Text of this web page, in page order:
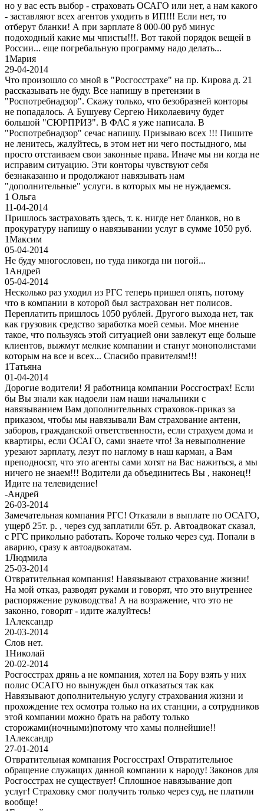
но у вас есть выбор - страховать ОСАГО или нет, а нам какого
- заставляют всех агентов уходить в ИП!!! Если нет, то
отберут бланки! А при зарплате 8 000-00 руб минус
подоходный какие мы чписты!!!. Вот такой порядок вещей в
России... еще погребальную программу надо делать...
1Мария
29-04-2014
Что произошло со мной в "Росгосстрахе" на пр. Кирова д. 21
рассказывать не буду. Все напишу в претензии в
"Роспотребнадзор". Скажу только, что безобразней конторы
не попадалось. А Бушуеву Сергею Николаевичу будет
большой "СЮРПРИЗ". В ФАС я уже написала. В
"Роспотребнадзор" сечас напишу. Призываю всех !!! Пишите
не ленитесь, жалуйтесь, в этом нет ни чего постыдного, мы
просто отстаиваем свои законные права. Иначе мы ни когда не
исправим ситуацию. Эти конторы чувствуют себя
безнаказанно и продолжают навязывать нам
"дополнительные" услуги. в которых мы не нуждаемся.
1 Ольга
11-04-2014
Пришлось застраховать здесь, т. к. нигде нет бланков, но в
прокуратуру напишу о навязывании услуг в сумме 1050 руб.
1Максим
05-04-2014
Не буду многословен, но туда никогда ни ногой...
1 Андрей
05-04-2014
Несколько раз уходил из РГС теперь пришел опять, потому
что в компании в которой был застрахован нет полисов.
Переплатить пришлось 1050 рублей. Другого выхода нет, так
как грузовик средство заработка моей семьи. Мое мнение
такое, что пользуясь этой ситуацией они завлекут еще больше
клиентов, выжмут мелкие компании и станут монополистами
которым на все и всех... Спасибо правителям!!!
1Татьяна
01-04-2014
Дорогие водители! Я работница компании Россгострах! Если
бы Вы знали как надоели нам наши начальники с
навязыванием Вам дополнительных страховок-приказ за
приказом, чтобы мы навязывали Вам страхование антенн,
заборов, гражданской ответственности, если страхуем дома и
квартиры, если ОСАГО, сами знаете что! За невыполнение
урезают зарплату, лезут по наглому в наш карман, а Вам
преподносят, что это агенты сами хотят на Вас нажиться, а мы
ничего не знаем!!! Водители да объединитесь Вы , наконец!!
Идите на телевидение!
-Андрей
26-03-2014
Замечательная компания РГС! Отказали в выплате по ОСАГО,
ущерб 25т. р. , через суд заплатили 65т. р. Автоадвокат сказал,
с РГС прикольно работать. Короче только через суд. Попали в
аварию, сразу к автоадвокатам.
1Людмила
25-03-2014
Отвратительная компания! Навязывают страхование жизни!
На мой отказ, разводят руками и говорят, что это внутреннее
распоряжение руководства! А на возражение, что это не
законно, говорят - идите жалуйтесь!
1 Александр
20-03-2014
Слов нет.
1Николай
20-02-2014
Росгосстрах дрянь а не компания, хотел на Бору взять у них
полис ОСАГО но вынужден был отказаться так как
Навязывают дополнительную услугу страхования жизни и
прохождение тех осмотра только на их станции, а сотрудников
этой компании можно брать на работу только
сторожами(ночными)потому что хамы полнейшие!!
1 Александр
27-01-2014
Отвратительная компания Росгосстрах! Отвратительное
обращение служащих данной компании к народу! Законов для
Росгосстрах не существует! Сплошное навязывание доп
услуг! Страховку смог получить только через суд, не платили
вообще!